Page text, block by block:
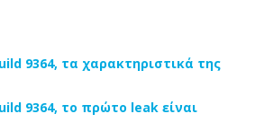
9364, τα χαρακτηριστικά της
9364, το πρώτο leak είναι